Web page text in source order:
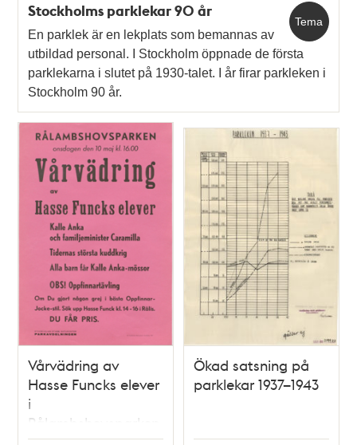
Tema
Stockholms parklekar 90 år
En parklek är en lekplats som bemannas av
utbildad personal. I Stockholm öppnade de första
parklekarna i slutet på 1930-talet. I år firar parkleken i
Stockholm 90 år.
Vårvädring av
Hasse Funcks elever
i
Rålambshovsparken
Ökad satsning på
parklekar 1937–1943